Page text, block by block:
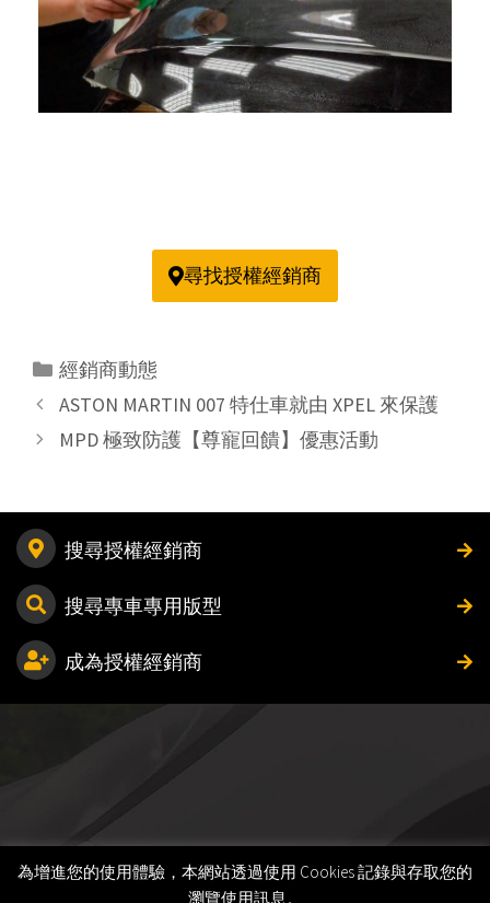
尋找授權經銷商
經銷商動態
ASTON MARTIN 007 特仕車就由 XPEL 來保護
MPD 極致防護【尊寵回饋】優惠活動
搜尋授權經銷商
搜尋專車專用版型
成為授權經銷商
為增進您的使用體驗，本網站透過使用 Cookies 記錄與存取您的
瀏覽使用訊息。